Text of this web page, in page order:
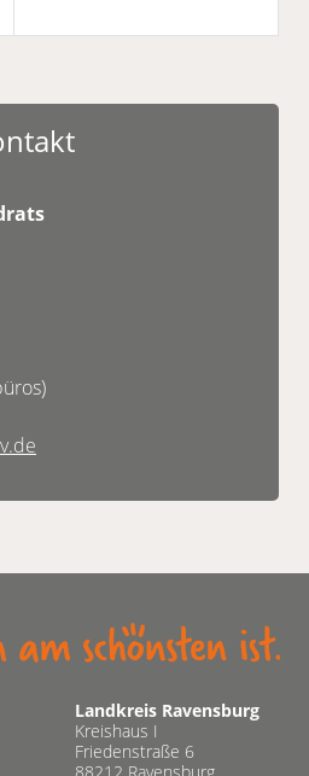
Landkreis Ravensburg
Kreishaus I
Friedenstraße 6